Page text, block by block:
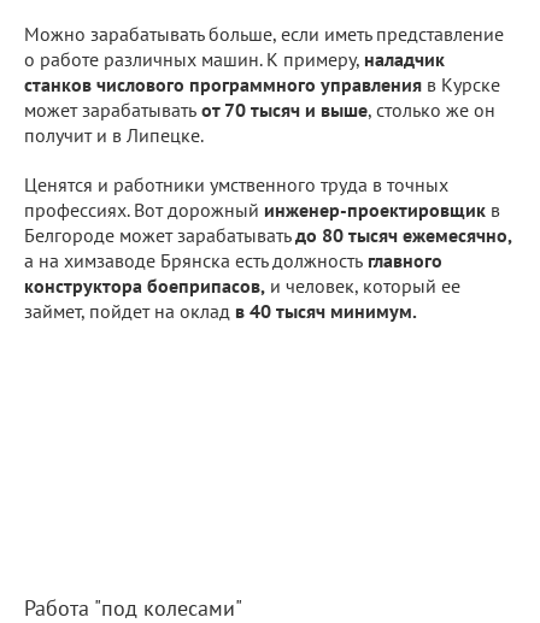
Можно зарабатывать больше, если иметь представление
о работе различных машин. К примеру, наладчик
станков числового программного управления в Курске
может зарабатывать от 70 тысяч и выше, столько же он
получит и в Липецке.
Ценятся и работники умственного труда в точных
профессиях. Вот дорожный инженер-проектировщик в
Белгороде может зарабатыватьдо 80 тысяч ежемесячно,
а на химзаводе Брянска есть должность главного
конструктора боеприпасов, и человек, который ее
займет, пойдет на оклад в 40 тысяч минимум.
Работа "под колесами"